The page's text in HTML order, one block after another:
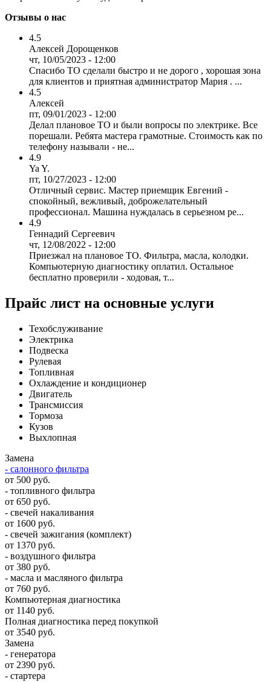
Отзывы о нас
4.5
Алексей Дорощенков
чт, 10/05/2023 - 12:00
Спасибо ТО сделали быстро и не дорого , хорошая зона
для клиентов и приятная администратор Мария . ...
4.5
Алексей
пт, 09/01/2023 - 12:00
Делал плановое ТО и были вопросы по электрике. Все
порешали. Ребята мастера грамотные. Стоимость как по
телефону называли - не...
4.9
Ya Y.
пт, 10/27/2023 - 12:00
Отличный сервис. Мастер приемщик Евгений -
спокойный, вежливый, доброжелательный
профессионал. Машина нуждалась в серьезном ре...
4.9
Геннадий Сергеевич
чт, 12/08/2022 - 12:00
Приезжал на плановое ТО. Фильтра, масла, колодки.
Компьютерную диагностику оплатил. Остальное
бесплатно проверили - ходовая, т...
Прайс лист на основные услуги
Техобслуживание
Электрика
Подвеска
Рулевая
Топливная
Охлаждение и кондиционер
Двигатель
Трансмиссия
Тормоза
Кузов
Выхлопная
Замена
- салонного фильтра
от 500 руб.
- топливного фильтра
от 650 руб.
- свечей накаливания
от 1600 руб.
- свечей зажигания (комплект)
от 1370 руб.
- воздушного фильтра
от 380 руб.
- масла и масляного фильтра
от 760 руб.
Компьютерная диагностика
от 1140 руб.
Полная диагностика перед покупкой
от 3540 руб.
Замена
- генератора
от 2390 руб.
- стартера